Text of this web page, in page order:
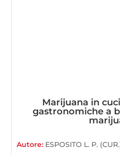
Marijuana in
gastronomiche a
Autore: ESPOSITO L. P.